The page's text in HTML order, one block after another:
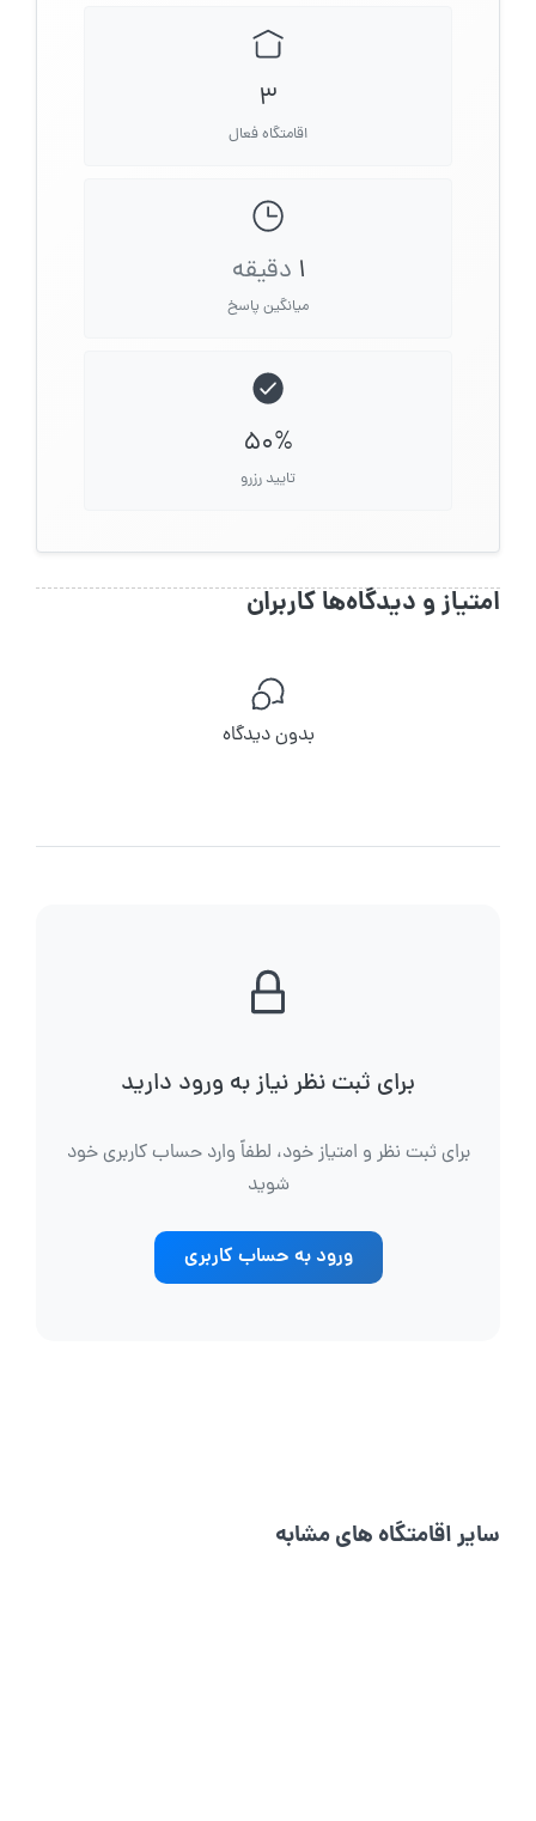
3
اقامتگاه فعال
1 دقیقه
میانگین پاسخ
50%
تایید رزرو
امتیاز و دیدگاه‌ها کاربران
بدون دیدگاه
برای ثبت نظر نیاز به ورود دارید
برای ثبت نظر و امتیاز خود، لطفاً وارد حساب کاربری خود
شوید
ورود به حساب کاربری
سایر اقامتگاه های مشابه